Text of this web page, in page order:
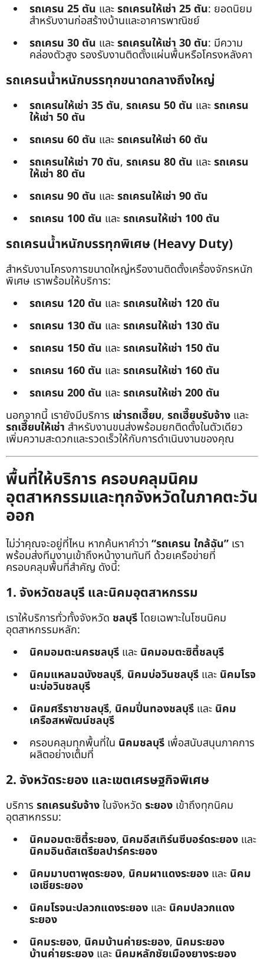
รถเครน 25 ตัน และรถเครนให้เช่า 25 ตัน: ยอดนิยม
สำหรับงานก่อสร้างบ้านและอาคารพาณิชย์
รถเครน 30 ตัน และรถเครนให้เช่า 30 ตัน: มีความ
คล่องตัวสูง รองรับงานติดตั้งแผ่นพื้นหรือโครงหลังคา
รถเครนน้ำหนักบรรทุกขนาดกลางถึงใหญ่
รถเครนให้เช่า 35 ตัน, รถเครน 50 ตัน และรถเครน
ให้เช่า 50 ตัน
รถเครน 60 ตัน และรถเครนให้เช่า 60 ตัน
รถเครนให้เช่า 70 ตัน, รถเครน 80 ตัน และรถเครน
ให้เช่า 80 ตัน
รถเครน 90 ตัน และรถเครนให้เช่า 90 ตัน
รถเครน 100 ตัน และรถเครนให้เช่า 100 ตัน
รถเครนน้ำหนักบรรทุกพิเศษ (Heavy Duty)
สำหรับงานโครงการขนาดใหญ่หรืองานติดตั้งเครื่องจักรหนัก
พิเศษ เราพร้อมให้บริการ:
รถเครน 120 ตัน และรถเครนให้เช่า 120 ตัน
รถเครน 130 ตัน และรถเครนให้เช่า 130 ตัน
รถเครน 150 ตัน และรถเครนให้เช่า 150 ตัน
รถเครน 160 ตัน และรถเครนให้เช่า 160 ตัน
รถเครน 200 ตัน และรถเครนให้เช่า 200 ตัน
นอกจากนี้ เรายังมีบริการ เช่ารถเฮี๊ยบ, รถเฮี๊ยบรับจ้าง และ
รถเฮี๊ยบให้เช่า สำหรับงานขนส่งพร้อมยกติดตั้งในตัวเดียว
เพิ่มความสะดวกและรวดเร็วให้กับการดำเนินงานของคุณ
พื้นที่ให้บริการ ครอบคลุมนิคม
อุตสาหกรรมและทุกจังหวัดในภาคตะวัน
ออก
ไม่ว่าคุณจะอยู่ที่ไหน หากค้นหาคำว่า “รถเครน ใกล้ฉัน” เรา
พร้อมส่งทีมงานเข้าถึงหน้างานทันที ด้วยเครือข่ายที่
ครอบคลุมพื้นที่สำคัญ ดังนี้:
1. จังหวัดชลบุรี และนิคมอุตสาหกรรม
เราให้บริการทั่วทั้งจังหวัด ชลบุรีโดยเฉพาะในโซนนิคม
อุตสาหกรรมหลัก:
นิคมอมตะนครชลบุรี และ นิคมอมตะซิตี้ชลบุรี
นิคมแหลมฉบังชลบุรี, นิคมบ่อวินชลบุรี และ นิคมโรจ
นะบ่อวินชลบุรี
นิคมศรีราชาชลบุรี, นิคมปิ่นทองชลบุรี และ นิคม
เครือสหพัฒน์ชลบุรี
ครอบคลุมทุกพื้นที่ใน นิคมชลบุรี เพื่อสนับสนุนภาคการ
ผลิตอย่างเต็มที่
2. จังหวัดระยอง และเขตเศรษฐกิจพิเศษ
บริการ รถเครนรับจ้างในจังหวัด ระยอง เข้าถึงทุกนิคม
อุตสาหกรรม:
นิคมอมตะซิตี้ระยอง, นิคมอีสเทิร์นซีบอร์ดระยอง และ
นิคมอินดัสเตรียลปาร์คระยอง
นิคมมาบตาพุดระยอง, นิคมผาแดงระยอง และ นิคม
เอเชียระยอง
นิคมโรจนะปลวกแดงระยอง และ นิคมปลวกแดง
ระยอง
นิคมระยอง, นิคมบ้านค่ายระยอง, นิคมระยอง
บ้านค่ายระยอง และ นิคมหลักชัยเมืองยางระยอง